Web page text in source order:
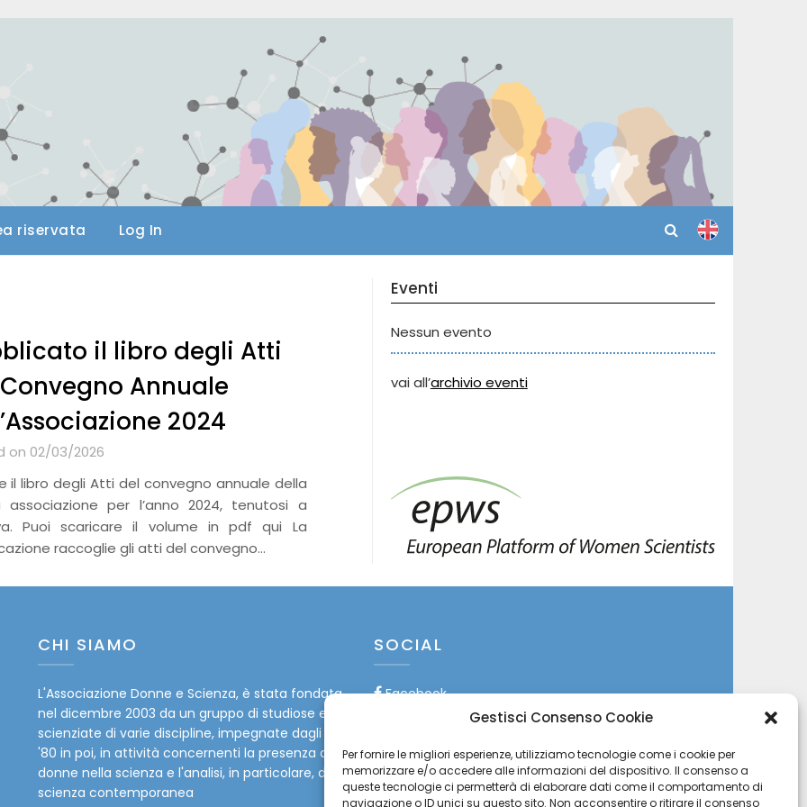
Gestisci Consenso Cookie
Per fornire le migliori esperienze, utilizziamo tecnologie come i cookie per
memorizzare e/o accedere alle informazioni del dispositivo. Il consenso a
queste tecnologie ci permetterà di elaborare dati come il comportamento di
navigazione o ID unici su questo sito. Non acconsentire o ritirare il consenso
riservata Log In
il libro degli Atti
Annuale
2024
on 02/03/2026
il libro degli Atti del convegno annuale della
associazione per l’anno 2024, tenutosi a
Puoi scaricare il volume in pdf qui La
raccoglie gli atti del convegno…
Eventi
Nessun evento
vai all’archivio eventi
CHI SIAMO
L'Associazione Donne e Scienza, è stata fondata
nel dicembre 2003 da un gruppo di studiose e
scienziate di varie discipline, impegnate dagli anni
'80 in poi, in attività concernenti la presenza delle
donne nella scienza e l'analisi, in particolare, della
scienza contemporanea
SOCIAL
Facebook
Instagram